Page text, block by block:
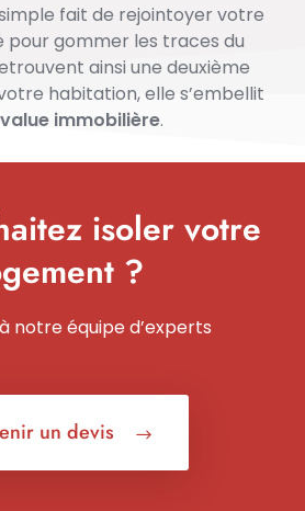
fait de rejointoyer votre
pour gommer les traces du
ainsi une deuxième
habitation, elle s’embellit
immobilière.
isoler votre
?
notre équipe d’experts
un devis